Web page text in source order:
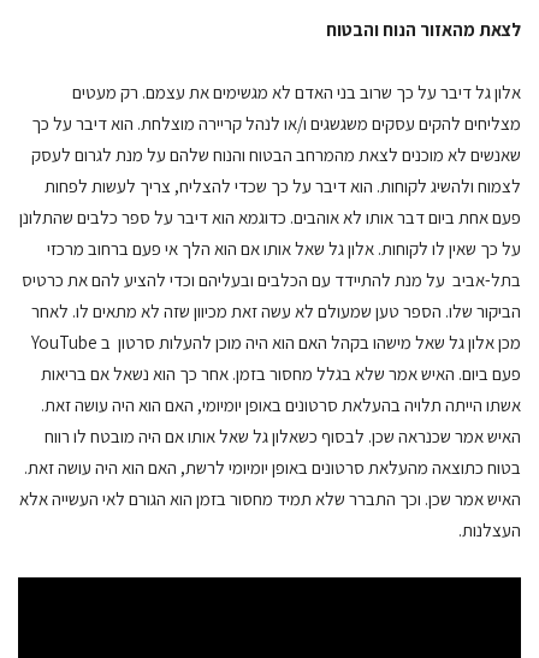
לצאת מהאזור הנוח והבטוח
אלון גל דיבר על כך שרוב בני האדם לא מגשימים את עצמם. רק מעטים
מצליחים להקים עסקים משגשגים ו/או לנהל קריירה מוצלחת. הוא דיבר על כך
שאנשים לא מוכנים לצאת מהמרחב הבטוח והנוח שלהם על מנת לגרום לעסק
לצמוח ולהשיג לקוחות. הוא דיבר על כך שכדי להצליח, צריך לעשות לפחות
פעם אחת ביום דבר אותו לא אוהבים. כדוגמא הוא דיבר על ספר כלבים שהתלונן
על כך שאין לו לקוחות. אלון גל שאל אותו אם הוא הלך אי פעם ברחוב מרכזי
בתל-אביב על מנת להתיידד עם הכלבים ובעליהם וכדי להציע להם את כרטיס
הביקור שלו. הספר טען שמעולם לא עשה זאת מכיוון שזה לא מתאים לו. לאחר
מכן אלון גל שאל מישהו בקהל האם הוא היה מוכן להעלות סרטון ב YouTube
פעם ביום. האיש אמר שלא בגלל מחסור בזמן. אחר כך הוא נשאל אם בריאות
אשתו הייתה תלויה בהעלאת סרטונים באופן יומיומי, האם הוא היה עושה זאת.
האיש אמר שכנראה שכן. לבסוף כשאלון גל שאל אותו אם היה מובטח לו רווח
בטוח כתוצאה מהעלאת סרטונים באופן יומיומי לרשת, האם הוא היה עושה זאת.
האיש אמר שכן. וכך התברר שלא תמיד מחסור בזמן הוא הגורם לאי העשייה אלא
העצלנות.